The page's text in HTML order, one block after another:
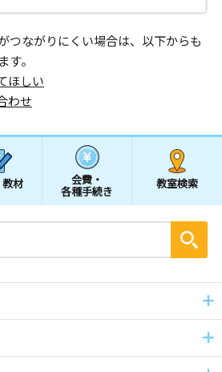
つながりにくい場合は、以下からも
。
ほしい
わせ
材 会費・
各種手続き
教室検索